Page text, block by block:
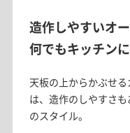
造作しやすいオ
何でもキッチンに
天板の上からかぶせ
は、造作のしやすさ
のスタイル。